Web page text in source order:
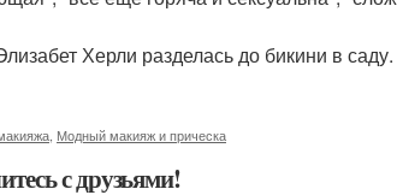
Херли разделась до бикини в саду.
Модный макияж и прическа
с друзьями!